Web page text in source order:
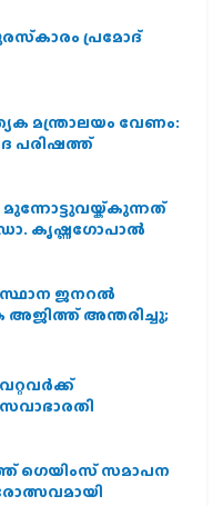
പ്രമോദ്
മന്ത്രാലയം വേണം:
പരിഷത്ത്
കൃഷ്ണഗോപാല്‍
ജനറൽ
അജിത്ത് അന്തരിച്ചു;
ഗെയിംസ് സമാപന